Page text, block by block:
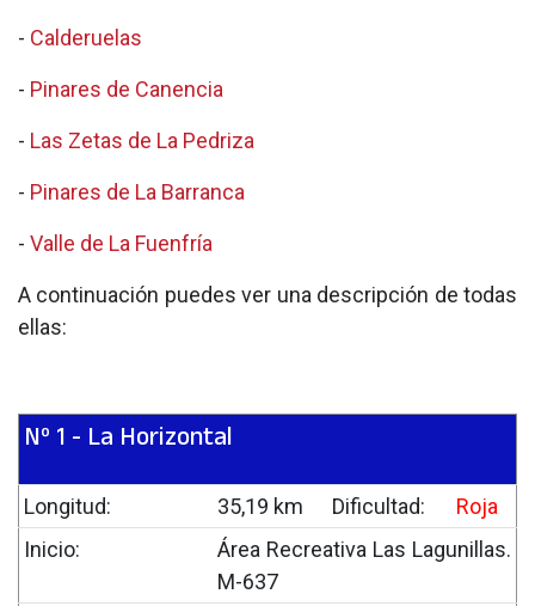
- Calderuelas
- Pinares de Canencia
- Las Zetas de La Pedriza
- Pinares de La Barranca
- Valle de La Fuenfría
A continuación puedes ver una descripción de todas
ellas:
Nº 1 - La Horizontal
Longitud: 35,19 km Dificultad:
Roja
Inicio:
Área Recreativa Las Lagunillas.
M-637